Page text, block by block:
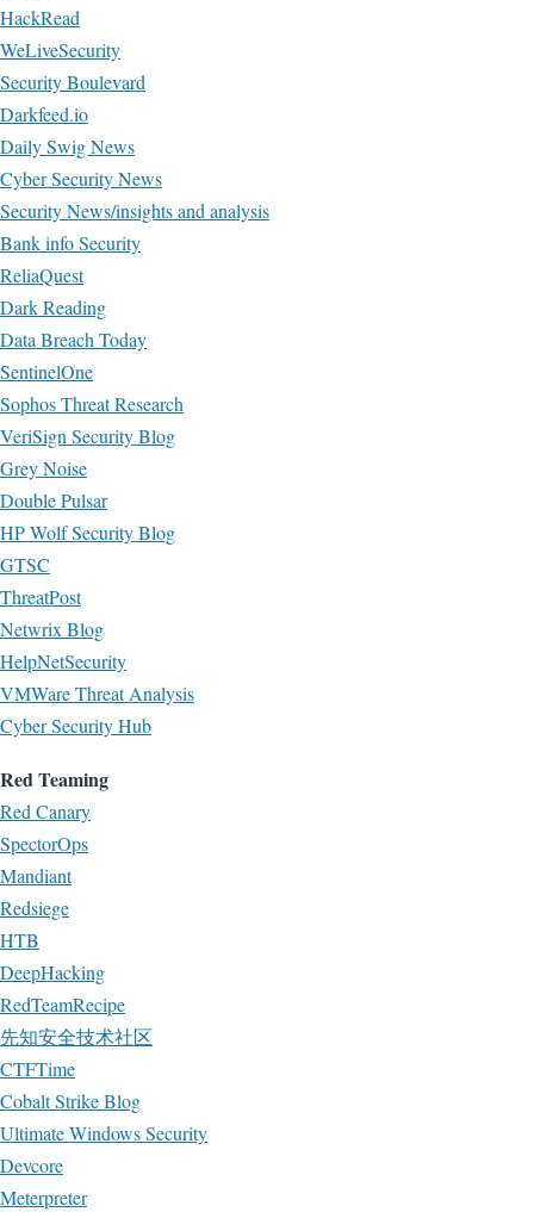
HackRead
WeLiveSecurity
Security Boulevard
Darkfeed.io
Daily Swig News
Cyber Security News
Security News/insights and analysis
Bank info Security
ReliaQuest
Dark Reading
Data Breach Today
SentinelOne
Sophos Threat Research
VeriSign Security Blog
Grey Noise
Double Pulsar
HP Wolf Security Blog
GTSC
ThreatPost
Netwrix Blog
HelpNetSecurity
VMWare Threat Analysis
Cyber Security Hub
Red Teaming
Red Canary
SpectorOps
Mandiant
Redsiege
HTB
DeepHacking
RedTeamRecipe
先知安全技术社区
CTFTime
Cobalt Strike Blog
Ultimate Windows Security
Devcore
Meterpreter